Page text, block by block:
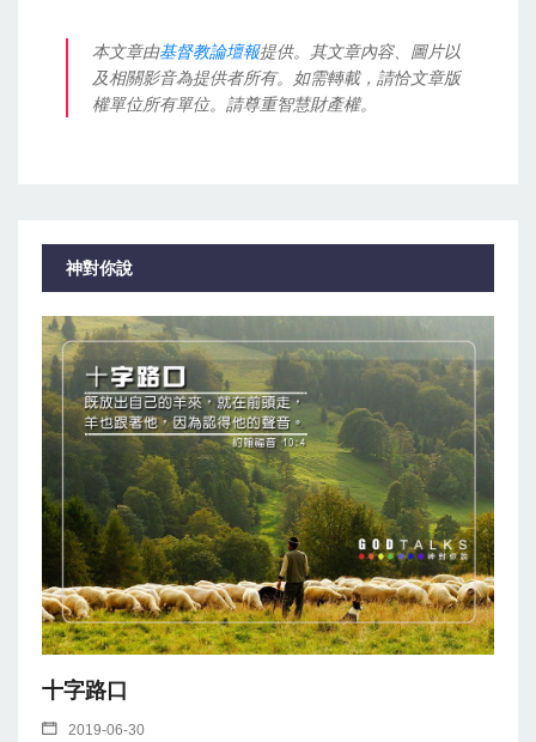
本文章由基督教論壇報提供。其文章內容、圖片以
及相關影音為提供者所有。如需轉載，請恰文章版
權單位所有單位。請尊重智慧財產權。
神對你說
十字路口
2019-06-30